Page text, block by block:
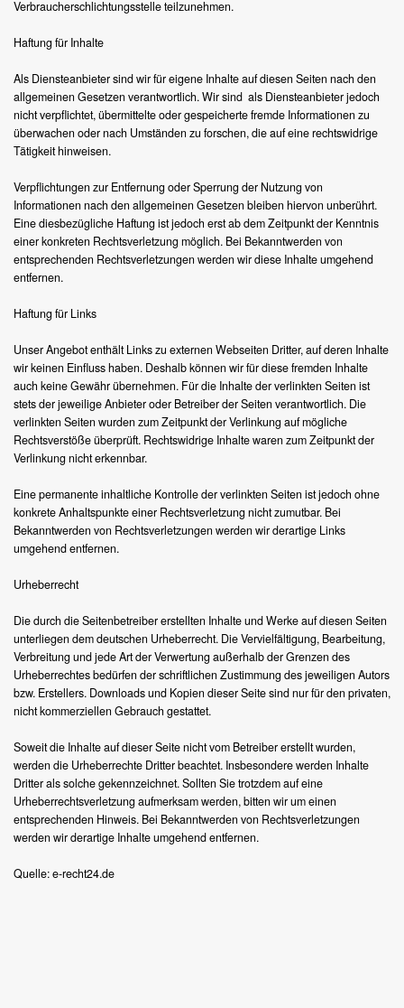
Verbraucherschlichtungsstelle teilzunehmen.
Haftung für Inhalte
Als Diensteanbieter sind wir für eigene Inhalte auf diesen Seiten nach den
allgemeinen Gesetzen verantwortlich. Wir sind als Diensteanbieter jedoch
nicht verpflichtet, übermittelte oder gespeicherte fremde Informationen zu
überwachen oder nach Umständen zu forschen, die auf eine rechtswidrige
Tätigkeit hinweisen.
Verpflichtungen zur Entfernung oder Sperrung der Nutzung von
Informationen nach den allgemeinen Gesetzen bleiben hiervon unberührt.
Eine diesbezügliche Haftung ist jedoch erst ab dem Zeitpunkt der Kenntnis
einer konkreten Rechtsverletzung möglich. Bei Bekanntwerden von
entsprechenden Rechtsverletzungen werden wir diese Inhalte umgehend
entfernen.
Haftung für Links
Unser Angebot enthält Links zu externen Webseiten Dritter, auf deren Inhalte
wir keinen Einfluss haben. Deshalb können wir für diese fremden Inhalte
auch keine Gewähr übernehmen. Für die Inhalte der verlinkten Seiten ist
stets der jeweilige Anbieter oder Betreiber der Seiten verantwortlich. Die
verlinkten Seiten wurden zum Zeitpunkt der Verlinkung auf mögliche
Rechtsverstöße überprüft. Rechtswidrige Inhalte waren zum Zeitpunkt der
Verlinkung nicht erkennbar.
Eine permanente inhaltliche Kontrolle der verlinkten Seiten ist jedoch ohne
konkrete Anhaltspunkte einer Rechtsverletzung nicht zumutbar. Bei
Bekanntwerden von Rechtsverletzungen werden wir derartige Links
umgehend entfernen.
Urheberrecht
Die durch die Seitenbetreiber erstellten Inhalte und Werke auf diesen Seiten
unterliegen dem deutschen Urheberrecht. Die Vervielfältigung, Bearbeitung,
Verbreitung und jede Art der Verwertung außerhalb der Grenzen des
Urheberrechtes bedürfen der schriftlichen Zustimmung des jeweiligen Autors
bzw. Erstellers. Downloads und Kopien dieser Seite sind nur für den privaten,
nicht kommerziellen Gebrauch gestattet.
Soweit die Inhalte auf dieser Seite nicht vom Betreiber erstellt wurden,
werden die Urheberrechte Dritter beachtet. Insbesondere werden Inhalte
Dritter als solche gekennzeichnet. Sollten Sie trotzdem auf eine
Urheberrechtsverletzung aufmerksam werden, bitten wir um einen
entsprechenden Hinweis. Bei Bekanntwerden von Rechtsverletzungen
werden wir derartige Inhalte umgehend entfernen.
Quelle: e-recht24.de